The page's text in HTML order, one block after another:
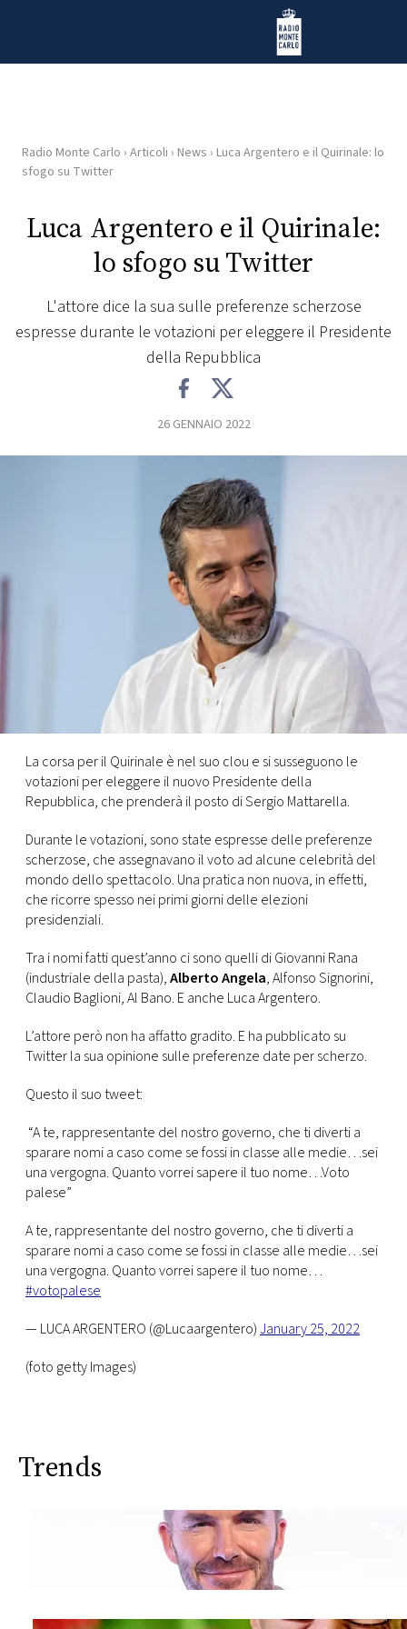
Radio Monte Carlo
HOME
RADIO
PLAYLIST
PRINCIPATO
DI
RMC
Radio Monte Carlo › Articoli › News › Luca Argentero e il Quirinale: lo
sfogo su Twitter
Luca Argentero e il Quirinale:
lo sfogo su Twitter
L'attore dice la sua sulle preferenze scherzose
espresse durante le votazioni per eleggere il Presidente
della Repubblica
26 GENNAIO 2022
La corsa per il Quirinale è nel suo clou e si susseguono le
votazioni per eleggere il nuovo Presidente della
Repubblica, che prenderà il posto di Sergio Mattarella.
Durante le votazioni, sono state espresse delle preferenze
scherzose, che assegnavano il voto ad alcune celebrità del
mondo dello spettacolo. Una pratica non nuova, in effetti,
che ricorre spesso nei primi giorni delle elezioni
presidenziali.
Tra i nomi fatti quest’anno ci sono quelli di Giovanni Rana
(industriale della pasta),Alberto Angela, Alfonso Signorini,
Claudio Baglioni, Al Bano. E anche Luca Argentero.
L’attore però non ha affatto gradito. E ha pubblicato su
Twitter la sua opinione sulle preferenze date per scherzo.
Questo il suo tweet:
“A te, rappresentante del nostro governo, che ti diverti a
sparare nomi a caso come se fossi in classe alle medie…sei
una vergogna. Quanto vorrei sapere il tuo nome…Voto
palese”
A te, rappresentante del nostro governo, che ti diverti a
sparare nomi a caso come se fossi in classe alle medie…sei
una vergogna. Quanto vorrei sapere il tuo nome…
#votopalese
— LUCA ARGENTERO (@Lucaargentero)January 25, 2022
(foto getty Images)
Trends